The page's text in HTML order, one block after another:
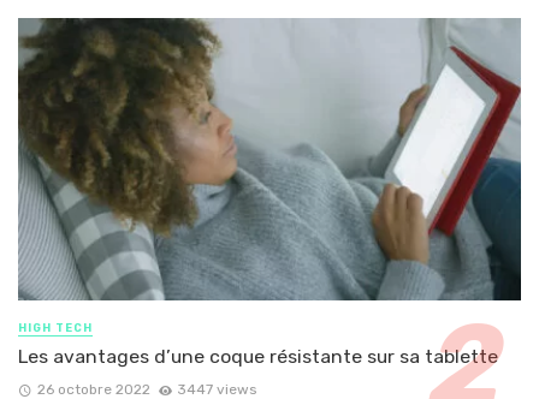
HIGH TECH
Les avantages d’une coque résistante sur sa tablette
26 octobre 2022 3447 views